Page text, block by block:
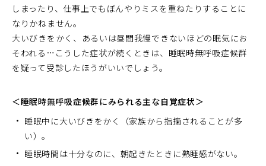
しまったり、仕事上でもぼんやりミスを重ねたりすることに
なりかねません。
大いびきをかく、あるいは昼間我慢できないほどの眠気にお
そわれる…こうした症状が続くときは、睡眠時無呼吸症候群
を疑って受診したほうがいいでしょう。
＜睡眠時無呼吸症候群にみられる主な自覚症状＞
睡眠中に大いびきをかく（家族から指摘されることが多
い）。
睡眠時間は十分なのに、朝起きたときに熟睡感がない。